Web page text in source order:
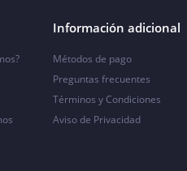
Información adicional
Métodos de pago
Preguntas frecuentes
Términos y Condiciones
Aviso de Privacidad